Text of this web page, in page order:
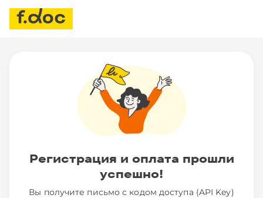
Регистрация и оплата прошли
успешно!
Вы получите письмо с кодом доступа (API Key)